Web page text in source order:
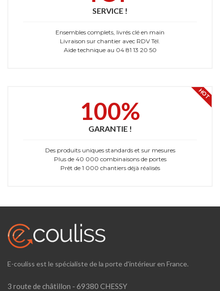
SERVICE !
Ensembles complets, livrés clé en main
Livraison sur chantier avec RDV Tél.
Aide technique au 04 81 13 20 50
HOT
100%
GARANTIE !
Des produits uniques standards et sur mesures
Plus de 40 000 combinaisons de portes
Prêt de 1 000 chantiers déjà réalisés
E-couliss est le spécialiste de la porte d'intérieur en France.
3 route de châtillon - 69380 CHESSY